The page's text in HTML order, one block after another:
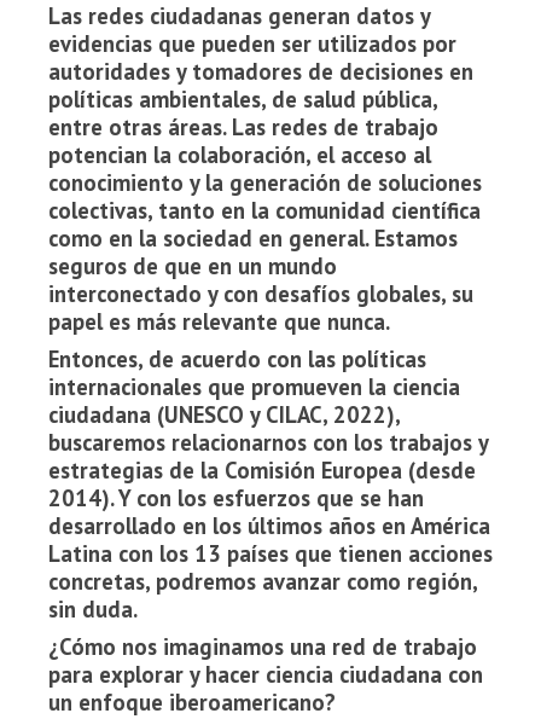
Las redes ciudadanas generan datos y
evidencias que pueden ser utilizados por
autoridades y tomadores de decisiones en
políticas ambientales, de salud pública,
entre otras áreas. Las redes de trabajo
potencian la colaboración, el acceso al
conocimiento y la generación de soluciones
colectivas, tanto en la comunidad científica
como en la sociedad en general. Estamos
seguros de que en un mundo
interconectado y con desafíos globales, su
papel es más relevante que nunca.
Entonces, de acuerdo con las políticas
internacionales que promueven la ciencia
ciudadana (UNESCO y CILAC, 2022),
buscaremos relacionarnos con los trabajos y
estrategias de la Comisión Europea (desde
2014). Y con los esfuerzos que se han
desarrollado en los últimos años en América
Latina con los 13 países que tienen acciones
concretas, podremos avanzar como región,
sin duda.
¿Cómo nos imaginamos una red de trabajo
para explorar y hacer ciencia ciudadana con
un enfoque iberoamericano?